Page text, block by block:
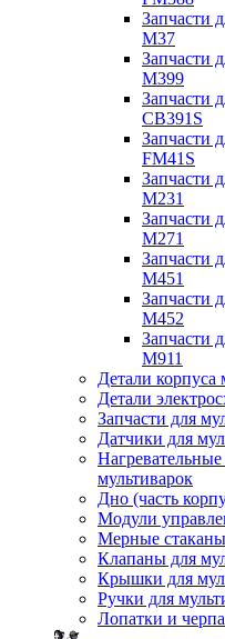
Запчасти
M37
Запчасти
M399
Запчасти
CB391S
Запчасти
FM41S
Запчасти
M231
Запчасти
M271
Запчасти
M451
Запчасти
M452
Запчасти
M911
Детали корпуса
Детали
Запчасти для
Датчики для
мультиварок
Дно (часть
Модули
Мерные
Клапаны для
Крышки для
Ручки для
Лопатки и